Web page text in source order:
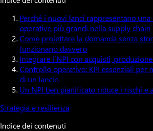
Perché i nuovi lanci rappresentano
operative più grandi nella supply chain
Come proiettare la domanda senza
funzionano davvero
Integrare l’NPI con acquisti,
Controllo operativo: KPI essenziali per
di un lancio
Un NPI ben pianificato riduce i rischi e
Strategia e resilienza
Indice dei contenuti